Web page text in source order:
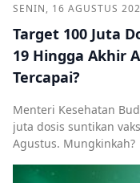
SENIN, 16 AGUSTUS
Target 100 Juta
19 Hingga Akhir
Tercapai?
Menteri Kesehatan
juta dosis suntikan
Agustus. Mungkinkah?